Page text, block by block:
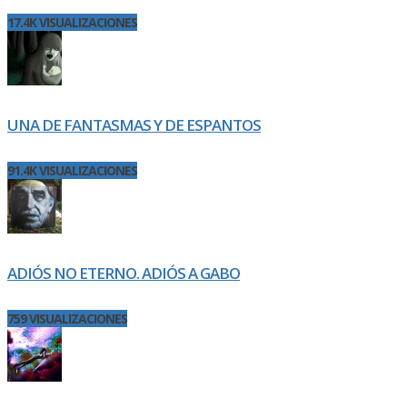
17.4K VISUALIZACIONES
UNA DE FANTASMAS Y DE ESPANTOS
91.4K VISUALIZACIONES
ADIÓS NO ETERNO. ADIÓS A GABO
759 VISUALIZACIONES